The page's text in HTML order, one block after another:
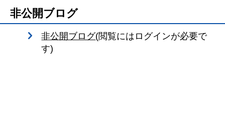
非公開ブログ
非公開ブログ(閲覧にはログインが必要で
す)